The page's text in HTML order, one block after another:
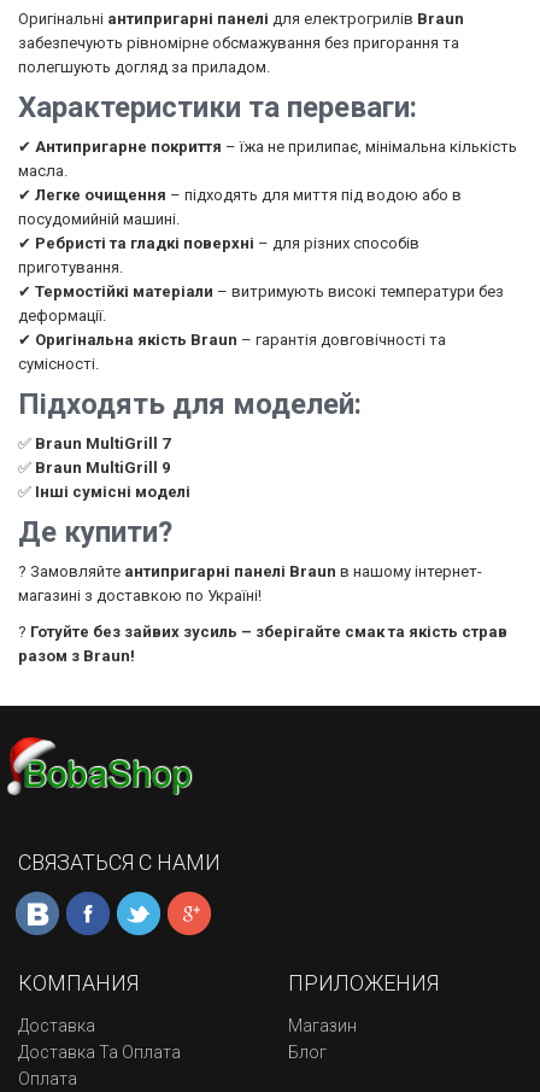
Оригінальні антипригарні панелі для електрогрилів Braun
забезпечують рівномірне обсмажування без пригорання та
полегшують догляд за приладом.
Характеристики та переваги:
✔ Антипригарне покриття – їжа не прилипає, мінімальна кількість
масла.
✔ Легке очищення – підходять для миття під водою або в
посудомийній машині.
✔ Ребристі та гладкі поверхні – для різних способів
приготування.
✔ Термостійкі матеріали – витримують високі температури без
деформації.
✔ Оригінальна якість Braun – гарантія довговічності та
сумісності.
Підходять для моделей:
✅ Braun MultiGrill 7
✅ Braun MultiGrill 9
✅ Інші сумісні моделі
Де купити?
? Замовляйте антипригарні панелі Braun в нашому інтернет-
магазині з доставкою по Україні!
? Готуйте без зайвих зусиль – зберігайте смак та якість страв
разом з Braun!
СВЯЗАТЬСЯ С НАМИ
КОМПАНИЯ
Доставка
Доставка Та Оплата
Оплата
ПРИЛОЖЕНИЯ
Магазин
Блог